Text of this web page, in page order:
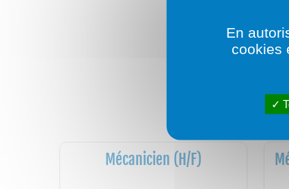
Mécanicien (H/F)
En
cookies